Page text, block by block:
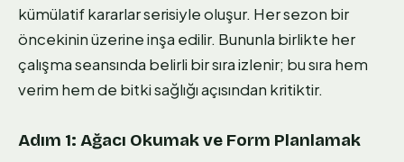
kümülatif kararlar serisiyle oluşur. Her sezon bir
öncekinin üzerine inşa edilir. Bununla birlikte her
çalışma seansında belirli bir sıra izlenir; bu sıra hem
verim hem de bitki sağlığı açısından kritiktir.
Adım 1: Ağacı Okumak ve Form Planlamak